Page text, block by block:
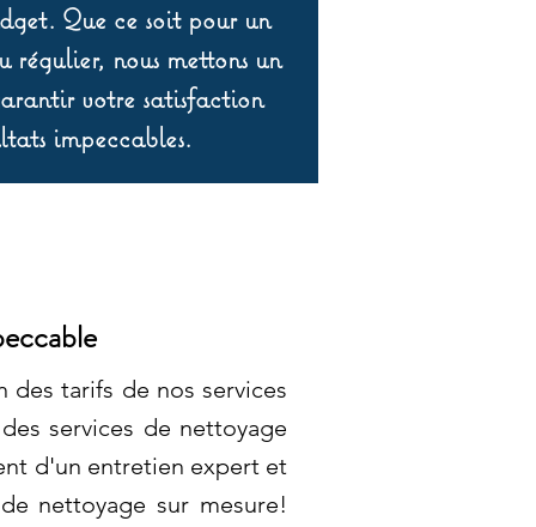
Que ce soit pour un
régulier, nous mettons un
votre satisfaction
impeccables.
tarifs de nos services
services de nettoyage
d'un entretien expert et
nettoyage sur mesure!